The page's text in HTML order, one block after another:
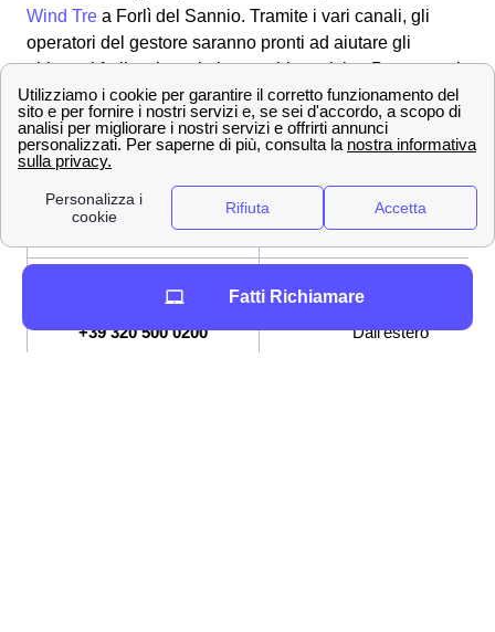
Wind Tre a Forlì del Sannio. Tramite i vari canali, gli
operatori del gestore saranno pronti ad aiutare gli
abbonati forlivesi con le loro problematiche. Per metterti
in contatto con il provider:
✔ Modalità per contattare Wind-Tre
800 900 134
Numero Verde
Servizio Clienti
+39 320 500 0200 Dall'estero
Fatti Richiamare